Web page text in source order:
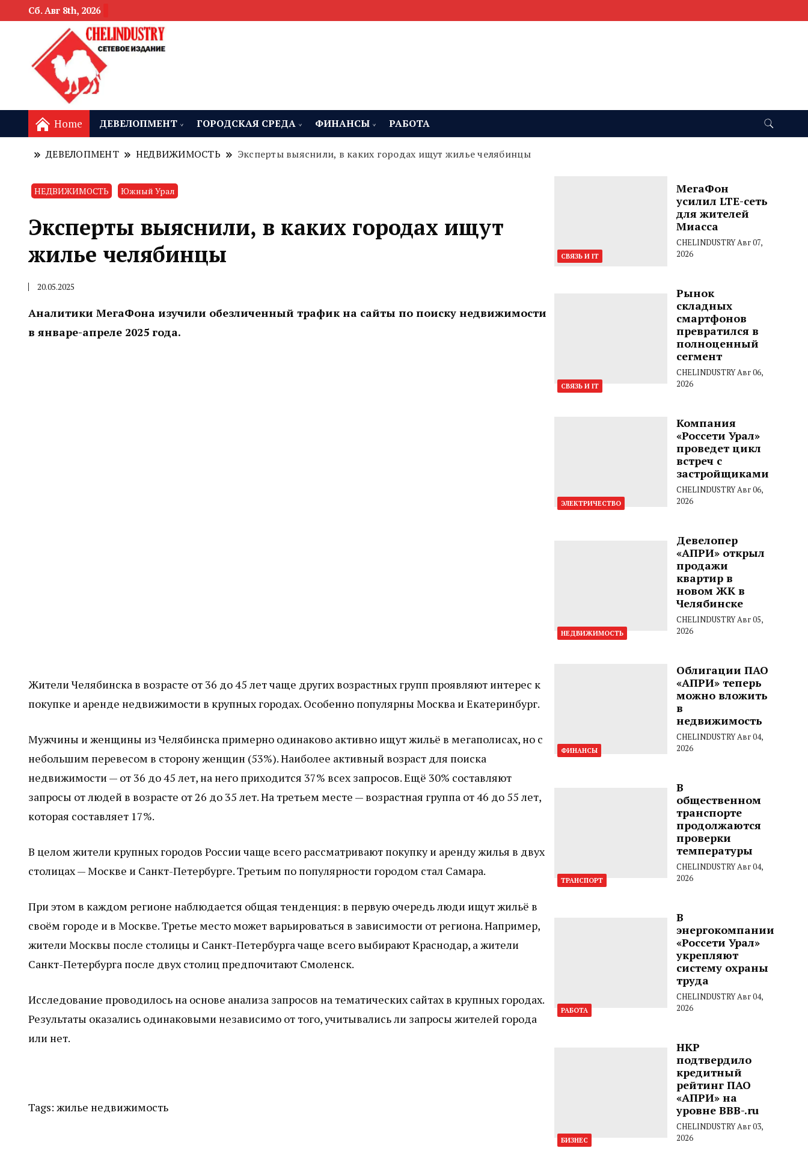
Сб. Авг 8th, 2026
Home ДЕВЕЛОПМЕНТ ГОРОДСКАЯ СРЕДА ФИНАНСЫ РАБОТА
ДЕВЕЛОПМЕНТ НЕДВИЖИМОСТЬ Эксперты выяснили, в каких городах ищут жилье челябинцы
НЕДВИЖИМОСТЬ Южный Урал
Эксперты выяснили, в каких городах ищут
жилье челябинцы
20.05.2025
Аналитики МегаФона изучили обезличенный трафик на сайты по поиску недвижимости
в январе-апреле 2025 года.
Жители Челябинска в возрасте от 36 до 45 лет чаще других возрастных групп проявляют интерес к
покупке и аренде недвижимости в крупных городах. Особенно популярны Москва и Екатеринбург.
Мужчины и женщины из Челябинска примерно одинаково активно ищут жильё в мегаполисах, но с
небольшим перевесом в сторону женщин (53%). Наиболее активный возраст для поиска
недвижимости — от 36 до 45 лет, на него приходится 37% всех запросов. Ещё 30% составляют
запросы от людей в возрасте от 26 до 35 лет. На третьем месте — возрастная группа от 46 до 55 лет,
которая составляет 17%.
В целом жители крупных городов России чаще всего рассматривают покупку и аренду жилья в двух
столицах — Москве и Санкт-Петербурге. Третьим по популярности городом стал Самара.
При этом в каждом регионе наблюдается общая тенденция: в первую очередь люди ищут жильё в
своём городе и в Москве. Третье место может варьироваться в зависимости от региона. Например,
жители Москвы после столицы и Санкт-Петербурга чаще всего выбирают Краснодар, а жители
Санкт-Петербурга после двух столиц предпочитают Смоленск.
Исследование проводилось на основе анализа запросов на тематических сайтах в крупных городах.
Результаты оказались одинаковыми независимо от того, учитывались ли запросы жителей города
или нет.
Tags: жилье недвижимость
СВЯЗЬ И IT
МегаФон
усилил LTE-сеть
для жителей
Миасса
CHELINDUSTRYАвг 07,
2026
СВЯЗЬ И IT
Рынок
складных
смартфонов
превратился в
полноценный
сегмент
CHELINDUSTRYАвг 06,
2026
ЭЛЕКТРИЧЕСТВО
Компания
«Россети Урал»
проведет цикл
встреч с
застройщиками
CHELINDUSTRYАвг 06,
2026
НЕДВИЖИМОСТЬ
Девелопер
«АПРИ» открыл
продажи
квартир в
новом ЖК в
Челябинске
CHELINDUSTRYАвг 05,
2026
ФИНАНСЫ
Облигации ПАО
«АПРИ» теперь
можно вложить
в
недвижимость
CHELINDUSTRYАвг 04,
2026
ТРАНСПОРТ
В
общественном
транспорте
продолжаются
проверки
температуры
CHELINDUSTRYАвг 04,
2026
РАБОТА
В
энергокомпании
«Россети Урал»
укрепляют
систему охраны
труда
CHELINDUSTRYАвг 04,
2026
БИЗНЕС
НКР
подтвердило
кредитный
рейтинг ПАО
«АПРИ» на
уровне BBB-.ru
CHELINDUSTRYАвг 03,
2026